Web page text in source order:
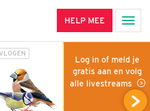
HELP MEE
Log in of meld je
gratis aan en volg
alle livestreams